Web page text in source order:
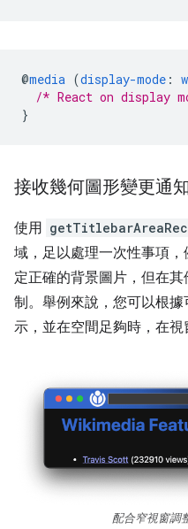
@media (display-mode :
/* React on display
}
接收幾何圖形變更通
使用
域，足以處理一次性事項
定正確的背景圖片，但在
制。舉例來說，您可以根
示，並在空間足夠時，在視
配合窄視窗調